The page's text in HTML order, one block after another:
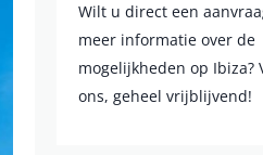
Wilt u direct een
meer informatie over de
mogelijkheden op Ibiza?
ons, geheel vrijblijvend!